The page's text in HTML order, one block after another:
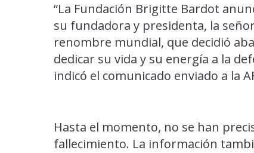
“La Fundación Brigitte Bardot
su fundadora y presidenta, la
renombre mundial, que decidió
dedicar su vida y su energía a la
indicó el comunicado enviado a la
Hasta el momento, no se han
fallecimiento. La información